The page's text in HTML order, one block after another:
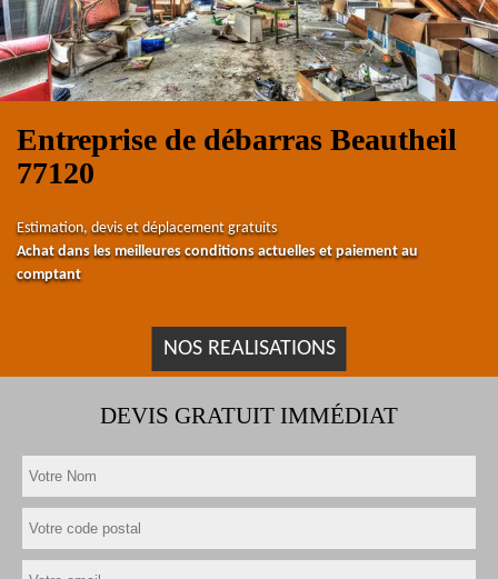
Entreprise de débarras Beautheil
77120
Estimation, devis et déplacement gratuits
Achat dans les meilleures conditions actuelles et paiement au
comptant
NOS REALISATIONS
DEVIS GRATUIT IMMÉDIAT